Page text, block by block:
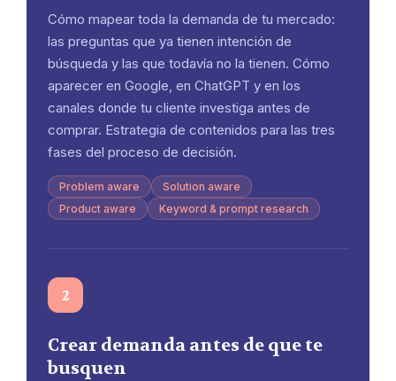
Cómo mapear toda la demanda de tu mercado:
las preguntas que ya tienen intención de
búsqueda y las que todavía no la tienen. Cómo
aparecer en Google, en ChatGPT y en los
canales donde tu cliente investiga antes de
comprar. Estrategia de contenidos para las tres
fases del proceso de decisión.
Problem aware
Solution aware
Product aware
Keyword & prompt research
2
Crear demanda antes de que te
busquen